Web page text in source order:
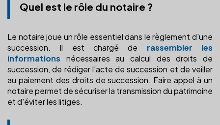
Quel est le rôle du notaire ?
Le notaire joue un rôle essentiel dans le règlement d'une
succession. Il est chargé de rassembler les
informations nécessaires au calcul des droits de
succession, de rédiger l'acte de succession et de veiller
au paiement des droits de succession. Faire appel à un
notaire permet de sécuriser la transmission du patrimoine
et d'éviter les litiges.